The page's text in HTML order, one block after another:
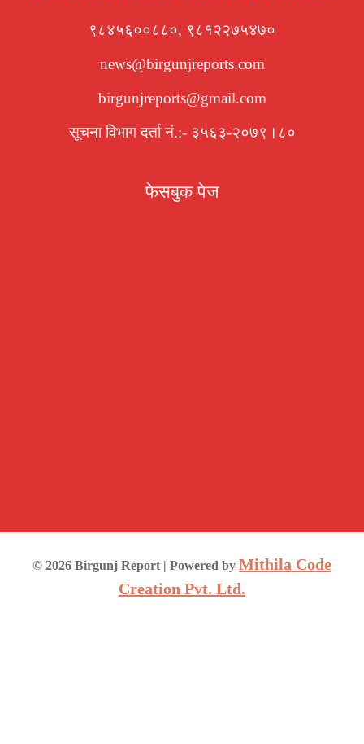
९८४५६००८८०, ९८१२२७५४७०
news@birgunjreports.com
birgunjreports@gmail.com
सूचना विभाग दर्ता नं.:- ३५६३-२०७९।८०
फेसबुक पेज
© 2026 Birgunj Report | Powered by Mithila Code
Creation Pvt. Ltd.